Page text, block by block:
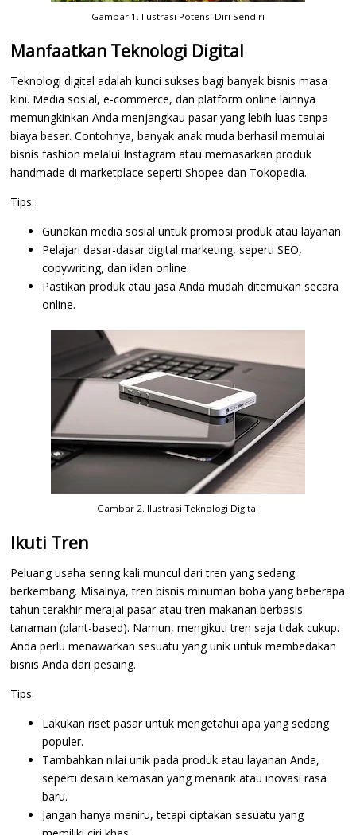
Gambar 1. Ilustrasi Potensi Diri Sendiri
Manfaatkan Teknologi Digital
Teknologi digital adalah kunci sukses bagi banyak bisnis masa
kini. Media sosial, e-commerce, dan platform online lainnya
memungkinkan Anda menjangkau pasar yang lebih luas tanpa
biaya besar. Contohnya, banyak anak muda berhasil memulai
bisnis fashion melalui Instagram atau memasarkan produk
handmade di marketplace seperti Shopee dan Tokopedia.
Tips:
Gunakan media sosial untuk promosi produk atau layanan.
Pelajari dasar-dasar digital marketing, seperti SEO,
copywriting, dan iklan online.
Pastikan produk atau jasa Anda mudah ditemukan secara
online.
Gambar 2. Ilustrasi Teknologi Digital
Ikuti Tren
Peluang usaha sering kali muncul dari tren yang sedang
berkembang. Misalnya, tren bisnis minuman boba yang beberapa
tahun terakhir merajai pasar atau tren makanan berbasis
tanaman (plant-based). Namun, mengikuti tren saja tidak cukup.
Anda perlu menawarkan sesuatu yang unik untuk membedakan
bisnis Anda dari pesaing.
Tips:
Lakukan riset pasar untuk mengetahui apa yang sedang
populer.
Tambahkan nilai unik pada produk atau layanan Anda,
seperti desain kemasan yang menarik atau inovasi rasa
baru.
Jangan hanya meniru, tetapi ciptakan sesuatu yang